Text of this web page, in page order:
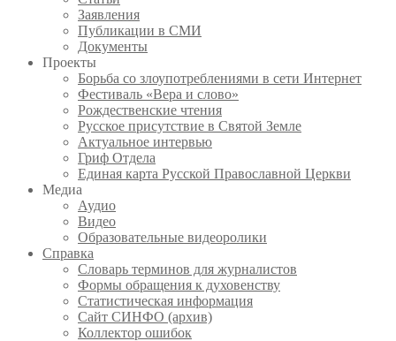
Заявления
Публикации в СМИ
Документы
Проекты
Борьба со злоупотреблениями в сети Интернет
Фестиваль «Вера и слово»
Рождественские чтения
Русское присутствие в Святой Земле
Актуальное интервью
Гриф Отдела
Единая карта Русской Православной Церкви
Медиа
Аудио
Видео
Образовательные видеоролики
Справка
Словарь терминов для журналистов
Формы обращения к духовенству
Статистическая информация
Сайт СИНФО (архив)
Коллектор ошибок